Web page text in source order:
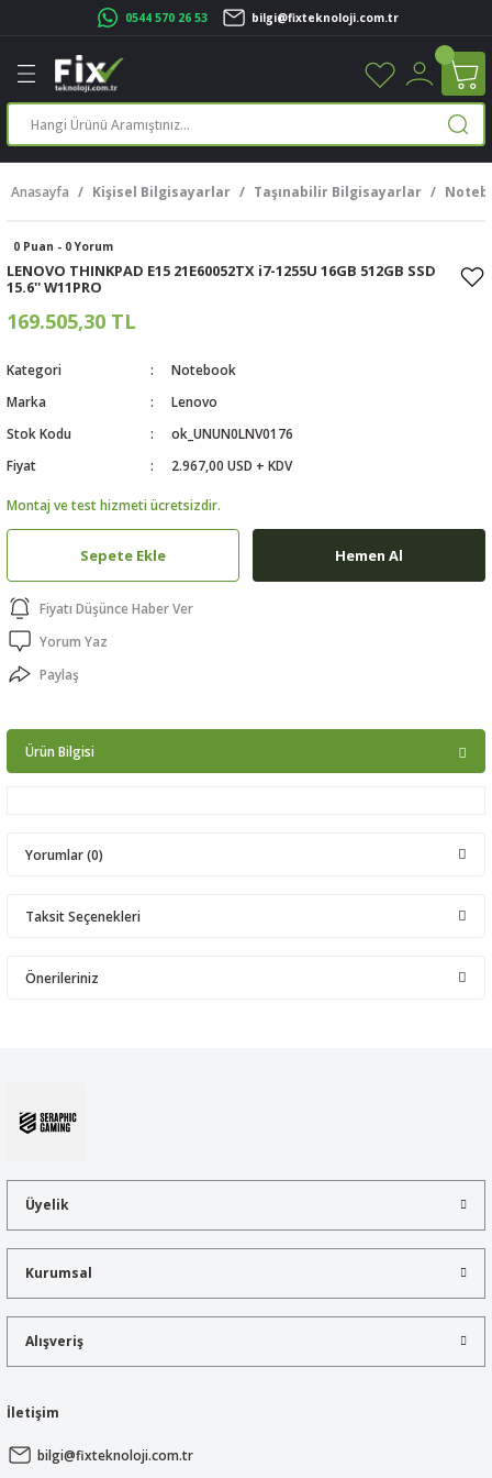
0544 570 26 53 bilgi@fixteknoloji.com.tr
Geri Dön
Geri Dön
Geri Dön
Yazıcı
Geri Dön
Geri Dön
Geri Dön
Geri Dön
Geri Dön
Anasayfa Kişisel Bilgisayarlar Taşınabilir Bilgisayarlar
0 Puan - 0 Yorum
LENOVO THINKPAD E15 21E60052TX i7-1255U 16GB 512GB SSD
15.6'' W11PRO
169.505,30 TL
Kategori
Notebook
Marka
Lenovo
Stok Kodu
ok_UNUN0LNV0176
Fiyat
2.967,00 USD + KDV
Montaj ve test hizmeti ücretsizdir.
Sepete Ekle Hemen Al
Fiyatı Düşünce Haber Ver
Yorum Yaz
Paylaş
Ürün Bilgisi
Yorumlar (0)
Taksit Seçenekleri
Önerileriniz
Ürün açıklamasında eksik bilgiler bulunuyor.
Ürün fiyatı diğer sitelerden daha pahalı.
Bu ürüne benzer farklı alternatifler olmalı.
Üyelik
Kurumsal
Alışveriş
İletişim
bilgi@fixteknoloji.com.tr